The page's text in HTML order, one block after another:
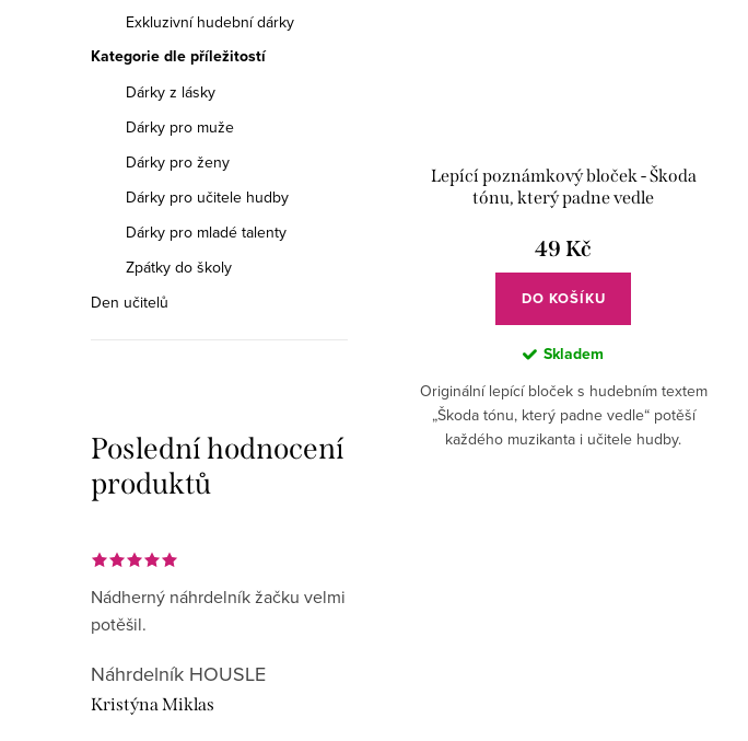
Exkluzivní hudební dárky
Kategorie dle příležitostí
Dárky z lásky
Dárky pro muže
Dárky pro ženy
Dárky pro učitele hudby
Dárky pro mladé talenty
Zpátky do školy
Den učitelů
Poslední hodnocení
produktů
Nádherný náhrdelník žačku velmi
potěšil.
Náhrdelník HOUSLE
Kristýna Miklas
Lepící poznámkový bloček - Škoda
tónu, který padne vedle
49 Kč
DO KOŠÍKU
Skladem
Originální lepící bloček s hudebním textem
„Škoda tónu, který padne vedle“ potěší
každého muzikanta i učitele hudby.